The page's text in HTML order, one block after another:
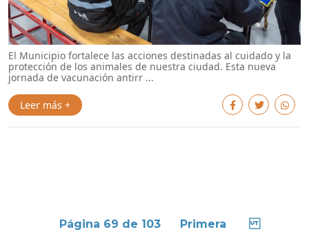
El Municipio fortalece las acciones destinadas al cuidado y la
protección de los animales de nuestra ciudad. Esta nueva
jornada de vacunación antirr ...
Leer más +
Página 69 de 103
Primera